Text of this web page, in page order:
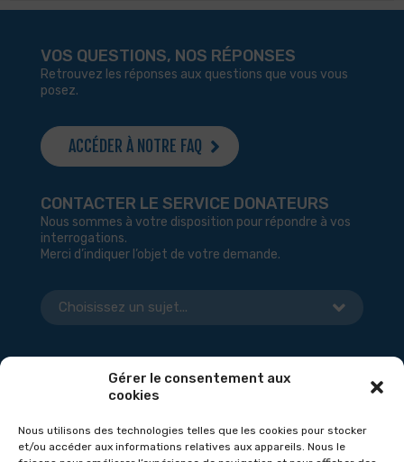
Gérer le consentement aux
cookies
Nous utilisons des technologies telles que les cookies pour stocker
et/ou accéder aux informations relatives aux appareils. Nous le
VOS QUESTIONS, NOS RÉPONSES
Retrouvez les réponses aux questions que vous vous
posez.
ACCÉDER À NOTRE FAQ
CONTACTER LE SERVICE DONATEURS
Nous sommes à votre disposition pour répondre à vos
interrogations.
Merci d’indiquer l’objet de votre demande.